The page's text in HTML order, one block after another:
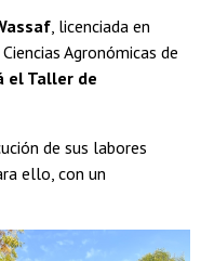
, licenciada en
Agronómicas de
el Taller de
de sus labores
ello, con un